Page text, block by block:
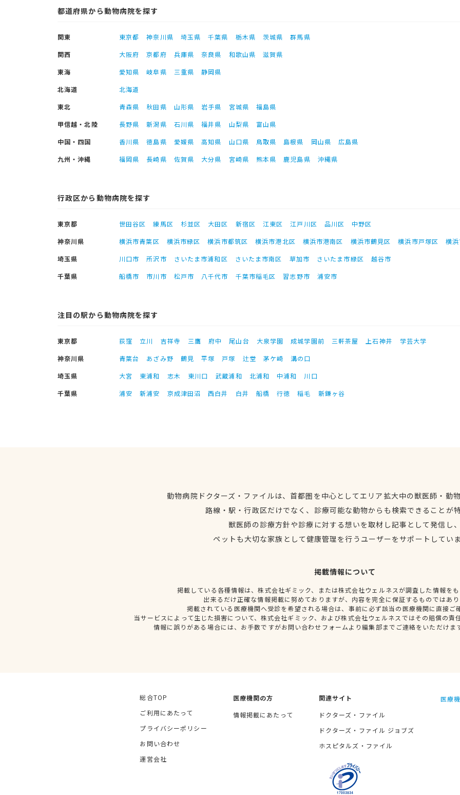
都道府県から動物病院を探す
関東 東京都 神奈川県 埼玉県 千葉県 栃木県 茨城県
群馬県
関西
大阪府 京都府 兵庫県 奈良県 和歌山県
滋賀県
東海
愛知県 岐阜県 三重県
静岡県
北海道
北海道
東北
青森県 秋田県 山形県 岩手県 宮城県
福島県
甲信越・北陸
長野県 新潟県 石川県 福井県 山梨県
富山県
中国・四国
香川県 徳島県 愛媛県 高知県 山口県 鳥取県 島根県 岡山県
広島県
九州・沖縄
福岡県 長崎県 佐賀県 大分県 宮崎県 熊本県 鹿児島県 沖縄県
行政区から動物病院を探す
東京都 世田谷区 練馬区 杉並区 大田区 新宿区 江東区 江戸川区 品川区
中野区
神奈川県
横浜市青葉区 横浜市緑区 横浜市都筑区 横浜市港北区 横浜市港南区 横浜市鶴見区 横浜市戸塚区
横
埼玉県
川口市 所沢市 さいたま市浦和区 さいたま市南区 草加市 さいたま市緑区
越谷市
千葉県
船橋市 市川市 松戸市 八千代市 千葉市稲毛区 習志野市 浦安市
注目の駅から動物病院を探す
東京都 荻窪 立川 吉祥寺 三鷹 府中 尾山台 大泉学園 成城学園前 三軒茶屋 上石神井
学芸大学
神奈川県
青葉台 あざみ野 鶴見 平塚 戸塚 辻堂 茅ケ崎
溝の口
埼玉県
大宮 東浦和 志木 東川口 武蔵浦和 北浦和 中浦和
川口
千葉県
浦安 新浦安 京成津田沼 西白井 白井 船橋 行徳 稲毛 新鎌ヶ谷
動物病院ドクターズ・ファイルは、首都圏を中心としてエリア拡大中の獣医師・動
路線・駅・行政区だけでなく、診療可能な動物からも検索できることが
獣医師の診療方針や診療に対する想いを取材し記事として発信し
ペットも大切な家族として健康管理を行うユーザーをサポートしてい
掲載情報について
掲載している各種情報は、株式会社ギミック、または株式会社ウェルネスが調査した情報を
出来るだけ正確な情報掲載に努めておりますが、内容を完全に保証するものではあ
掲載されている医療機関へ受診を希望される場合は、事前に必ず該当の医療機関に直接ご
当サービスによって生じた損害について、株式会社ギミック、および株式会社ウェルネスではその賠償の責
情報に誤りがある場合には、お手数ですがお問い合わせフォームより編集部までご連絡をいただけま
総合TOP
ご利用にあたって
プライバシーポリシー
お問い合わせ
運営会社
医療機関の方
情報掲載にあたって
関連サイト
ドクターズ・ファイル
ドクターズ・ファイル ジョブズ
ホスピタルズ・ファイル
医療